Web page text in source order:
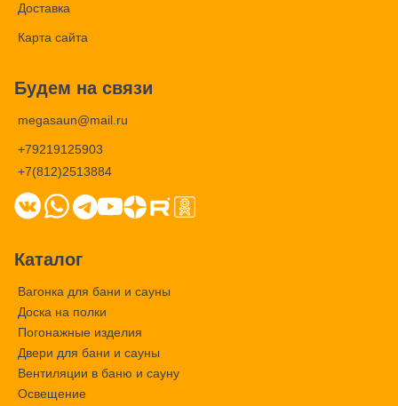
Доставка
Карта сайта
Будем на связи
megasaun@mail.ru
+79219125903
+7(812)2513884
Каталог
Вагонка для бани и сауны
Доска на полки
Погонажные изделия
Двери для бани и сауны
Вентиляции в баню и сауну
Освещение